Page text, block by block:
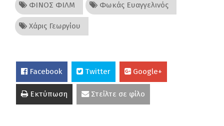
ΦΙΝΟΣ ΦΙΛΜ Φωκάς Ευαγγελινός
Χάρις Γεωργίου
Facebook Twitter Google+
Εκτύπωση Στείλτε σε φίλο